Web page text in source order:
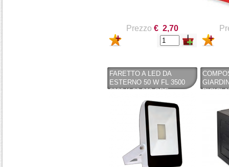
Prezzo € 2,70
FARETTO A LED DA
ESTERNO 50 W FL 3500
6000 K 30.000 ORE
NERO